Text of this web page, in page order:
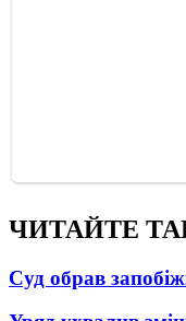
ЧИТАЙТЕ
Суд обрав